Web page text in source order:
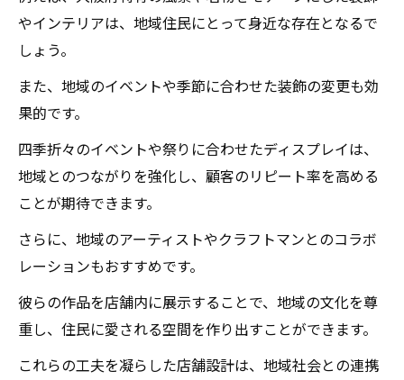
やインテリアは、地域住民にとって身近な存在となるで
しょう。
また、地域のイベントや季節に合わせた装飾の変更も効
果的です。
四季折々のイベントや祭りに合わせたディスプレイは、
地域とのつながりを強化し、顧客のリピート率を高める
ことが期待できます。
さらに、地域のアーティストやクラフトマンとのコラボ
レーションもおすすめです。
彼らの作品を店舗内に展示することで、地域の文化を尊
重し、住民に愛される空間を作り出すことができます。
これらの工夫を凝らした店舗設計は、地域社会との連携